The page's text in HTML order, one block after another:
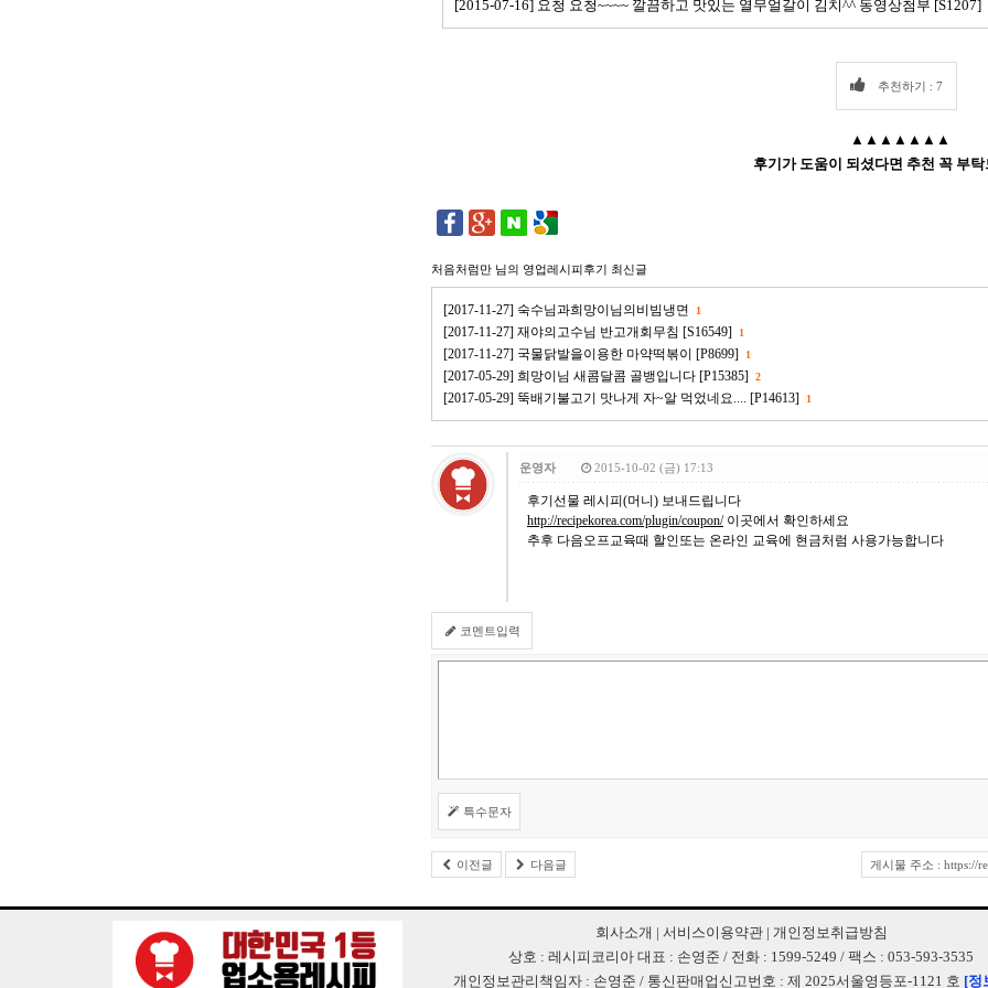
[2015-07-16] 요청 요청~~~~ 깔끔하고 맛있는 열무얼갈이 김치^^ 동영상첨부 [S1207]
추천하기 : 7
▲▲▲▲▲▲▲
후기가 도움이 되셨다면 추천 꼭 부
처음처럼만 님의 영업레시피후기 최신글
[2017-11-27] 숙수님과희망이님의비빔냉면 1
[2017-11-27] 재야의고수님 반고개회무침 [S16549] 1
[2017-11-27] 국물닭발을이용한 마약떡볶이 [P8699] 1
[2017-05-29] 희망이님 새콤달콤 골뱅입니다 [P15385] 2
[2017-05-29] 뚝배기불고기 맛나게 자~알 먹었네요.... [P14613] 1
운영자 2015-10-02 (금) 17:13
후기선물 레시피(머니) 보내드립니다
http://recipekorea.com/plugin/coupon/이곳에서 확인하세요
추후 다음오프교육때 할인또는 온라인 교육에 현금처럼 사용가능합니다
코멘트입력
특수문자
이전글 다음글 게시물 주소 : https://
회사소개 | 서비스이용약관| 개인정보취급방침
상호 : 레시피코리아 대표 : 손영준 / 전화 : 1599-5249 / 팩스 : 053-593-3535
개인정보관리책임자 : 손영준 / 통신판매업신고번호 : 제 2025서울영등포-1121 호 [정